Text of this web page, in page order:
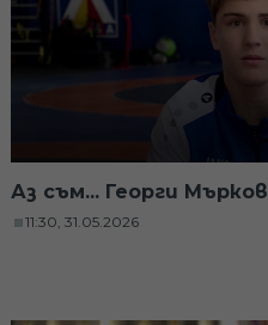
Аз съм... Георги Мърков
11:30, 31.05.2026